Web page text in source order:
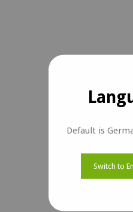
Default is
Switch to